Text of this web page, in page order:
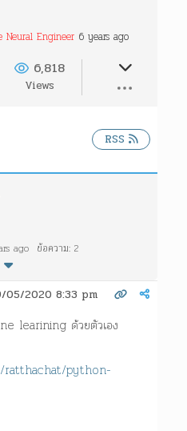
Neural Engineer6 years ago
6,818
Views
RSS
ago ข้อความ: 2
05/2020 8:33 pm
learining ด้วยตัวเอง
ratthachat/python-